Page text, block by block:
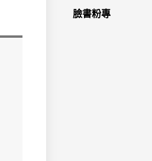
臉書粉專